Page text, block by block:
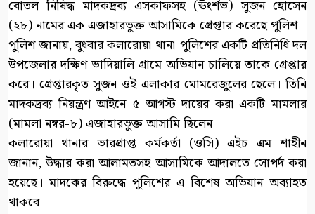
বোতল নিষিদ্ধ মাদকদ্রব্য এসকাফসহ (ঊংশঁভ) সুজন হোসেন
(২৮) নামের এক এজাহারভুক্ত আসামিকে গ্রেপ্তার করেছে পুলিশ।
পুলিশ জানায়, বুধবার কলারোয়া থানা-পুলিশের একটি প্রতিনিধি দল
উপজেলার দক্ষিণ ভাদিয়ালি গ্রামে অভিযান চালিয়ে তাকে গ্রেপ্তার
করে। গ্রেপ্তারকৃত সুজন ওই এলাকার মোমরেজুলের ছেলে। তিনি
মাদকদ্রব্য নিয়ন্ত্রণ আইনে ৫ আগস্ট দায়ের করা একটি মামলার
(মামলা নম্বর-৮) এজাহারভুক্ত আসামি ছিলেন।
কলারোয়া থানার ভারপ্রাপ্ত কর্মকর্তা (ওসি) এইচ এম শাহীন
জানান, উদ্ধার করা আলামতসহ আসামিকে আদালতে সোপর্দ করা
হয়েছে। মাদকের বিরুদ্ধে পুলিশের এ বিশেষ অভিযান অব্যাহত
থাকবে।